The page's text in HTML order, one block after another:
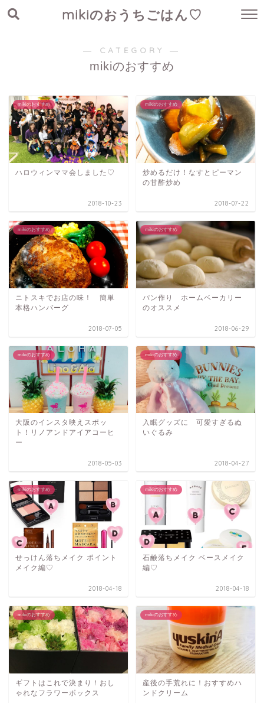
mikiのおうちごはん♡
― CATEGORY ―
mikiのおすすめ
mikiのおすすめ
ハロウィンママ会しました♡
2018-10-23
mikiのおすすめ
炒めるだけ！なすとピーマン
の甘酢炒め
2018-07-22
mikiのおすすめ
ニトスキでお店の味！ 簡単
本格ハンバーグ
2018-07-05
mikiのおすすめ
パン作り ホームベーカリー
のオススメ
2018-06-29
mikiのおすすめ
大阪のインスタ映えスポッ
ト！リノアンドアイアコーヒ
ー
2018-05-03
mikiのおすすめ
入眠グッズに 可愛すぎるぬ
いぐるみ
2018-04-27
mikiのおすすめ
せっけん落ちメイク ポイント
メイク編♡
2018-04-18
mikiのおすすめ
石鹸落ちメイク ベースメイク
編♡
2018-04-18
mikiのおすすめ
ギフトはこれで決まり！おし
ゃれなフラワーボックス
mikiのおすすめ
産後の手荒れに！おすすめハ
ンドクリーム